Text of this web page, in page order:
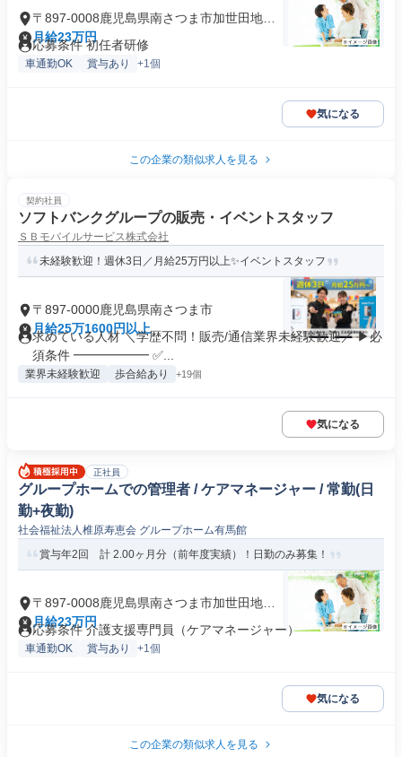
〒897-0008鹿児島県南さつま市加世田地頭
所
月給23万円
応募条件 初任者研修
車通勤OK 賞与あり +1個
気になる
この企業の類似求人を見る
契約社員
ソフトバンクグループの販売・イベントスタッフ
ＳＢモバイルサービス株式会社
未経験歓迎！週休3日／月給25万円以上✨イベントスタッフ
〒897-0000鹿児島県南さつま市
月給25万1600円以上
求めている人材 ＼学歴不問！販売/通信業界未経験歓迎／ ▶必
須条件 ━━━━━━ ✅...
業界未経験歓迎 歩合給あり +19個
気になる
正社員
グループホームでの管理者 / ケアマネージャー / 常勤(日
勤+夜勤)
社会福祉法人椎原寿恵会 グループホーム有馬館
賞与年2回 計 2.00ヶ月分（前年度実績）！日勤のみ募集！
〒897-0008鹿児島県南さつま市加世田地頭
所
月給23万円
応募条件 介護支援専門員（ケアマネージャー）
車通勤OK 賞与あり +1個
気になる
この企業の類似求人を見る